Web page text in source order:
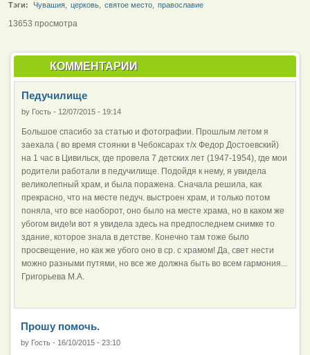
Тэги:
Чувашия церковь святое место православие
13653 просмотра
КОММЕНТАРИИ
Педучилище
by Гость - 12/07/2015 - 19:14
Большое спасибо за статью и фотографии. Прошлым летом я
заехала ( во время стоянки в Чебоксарах т/х Федор Достоевский)
на 1 час в Цивильск, где провела 7 детских лет (1947-1954), где мои
родители работали в педучилище. Подойдя к нему, я увидела
великолепный храм, и была поражена. Сначала решила, как
прекрасно, что на месте педуч. выстроен храм, и только потом
поняла, что все наоборот, оно было на месте храма, но в каком же
убогом виде!и вот я увидела здесь на предпоследнем снимке то
здание, которое знала в детстве. Конечно там тоже было
просвещение, но как же убого оно в ср. с храмом! Да, свет нести
можно разными путями, но все же должна быть во всем гармония...
Григорьева М.А.
Прошу помочь.
by Гость - 16/10/2015 - 23:10